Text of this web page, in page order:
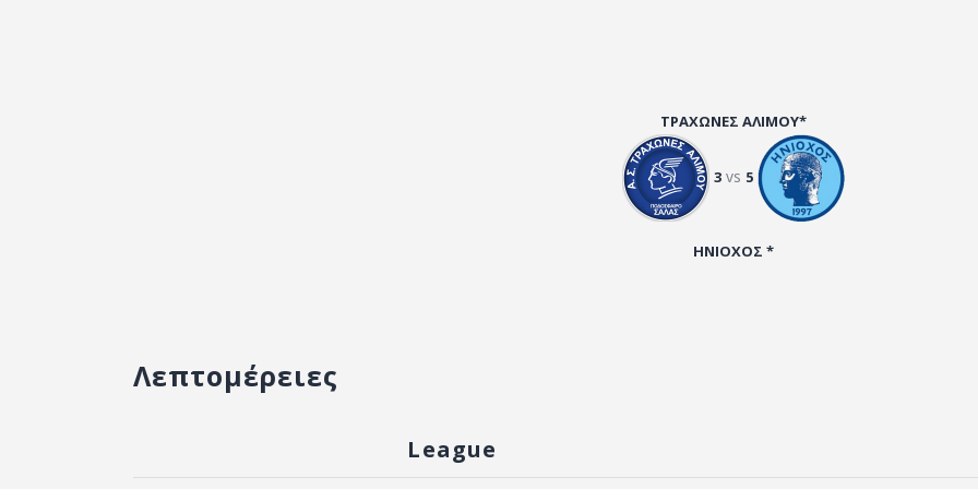
ΤΡΑΧΩΝΕΣ ΑΛΙΜΟΥ*
3 vs 5
ΗΝΙΟΧΟΣ *
Λεπτομέρειες
League